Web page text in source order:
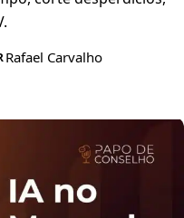
Rafael Carvalho